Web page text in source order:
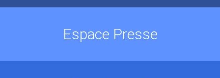
Espace Presse